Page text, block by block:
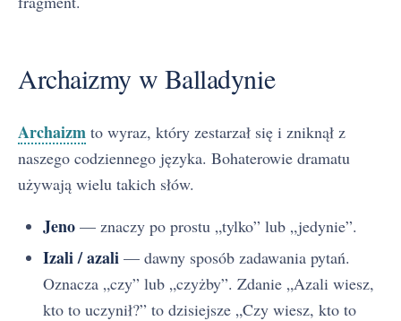
Archaizmy w Balladynie
Archaizm to wyraz, który zestarzał się i zniknął z
naszego codziennego języka. Bohaterowie dramatu
używają wielu takich słów.
Jeno — znaczy po prostu „tylko” lub „jedynie”.
Izali / azali — dawny sposób zadawania pytań.
Oznacza „czy” lub „czyżby”. Zdanie „Azali wiesz,
kto to uczynił?” to dzisiejsze „Czy wiesz, kto to